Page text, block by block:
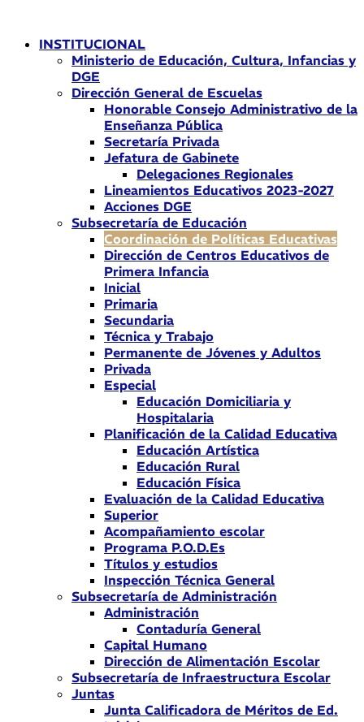
contenidoINSTITUCIONAL
Ministerio de Educación, Cultura, Infancias y
DGE
Dirección General de Escuelas
Honorable Consejo Administrativo de la
Enseñanza Pública
Secretaría Privada
Jefatura de Gabinete
Delegaciones Regionales
Lineamientos Educativos 2023-2027
Acciones DGE
Subsecretaría de Educación
Coordinación de Políticas Educativas
Dirección de Centros Educativos de
Primera Infancia
Inicial
Primaria
Secundaria
Técnica y Trabajo
Permanente de Jóvenes y Adultos
Privada
Especial
Educación Domiciliaria y
Hospitalaria
Planificación de la Calidad Educativa
Educación Artística
Educación Rural
Educación Física
Evaluación de la Calidad Educativa
Superior
Acompañamiento escolar
Programa P.O.D.Es
Títulos y estudios
Inspección Técnica General
Subsecretaría de Administración
Administración
Contaduría General
Capital Humano
Dirección de Alimentación Escolar
Subsecretaría de Infraestructura Escolar
Juntas
Junta Calificadora de Méritos de Ed.